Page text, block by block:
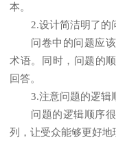
本。
2.设计简洁明了的
问卷中的问题应
术语。同时，问题的
回答。
3.注意问题的逻辑
问题的逻辑顺序
列，让受众能够更好地